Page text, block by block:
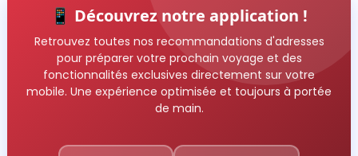
📱 Découvrez notre application !
Retrouvez toutes nos recommandations d'adresses
pour préparer votre prochain voyage et des
fonctionnalités exclusives directement sur votre
mobile. Une expérience optimisée et toujours à portée
de main.